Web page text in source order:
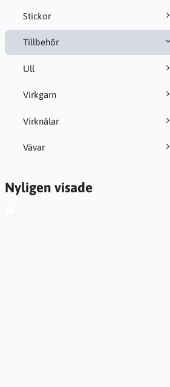
Stickor
Tillbehör
Ull
Virkgarn
Virknålar
Vävar
Nyligen visade